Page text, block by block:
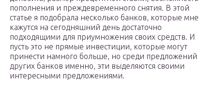
пополнения и преждевременного снятия. В этой
статье я подобрала несколько банков, которые мне
кажутся на сегодняшний день достаточно
подходящими для приумножения своих средств. И
пусть это не прямые инвестиции, которые могут
принести намного больше, но среди предложений
других банков именно, эти выделяются своими
интересными предложениями.